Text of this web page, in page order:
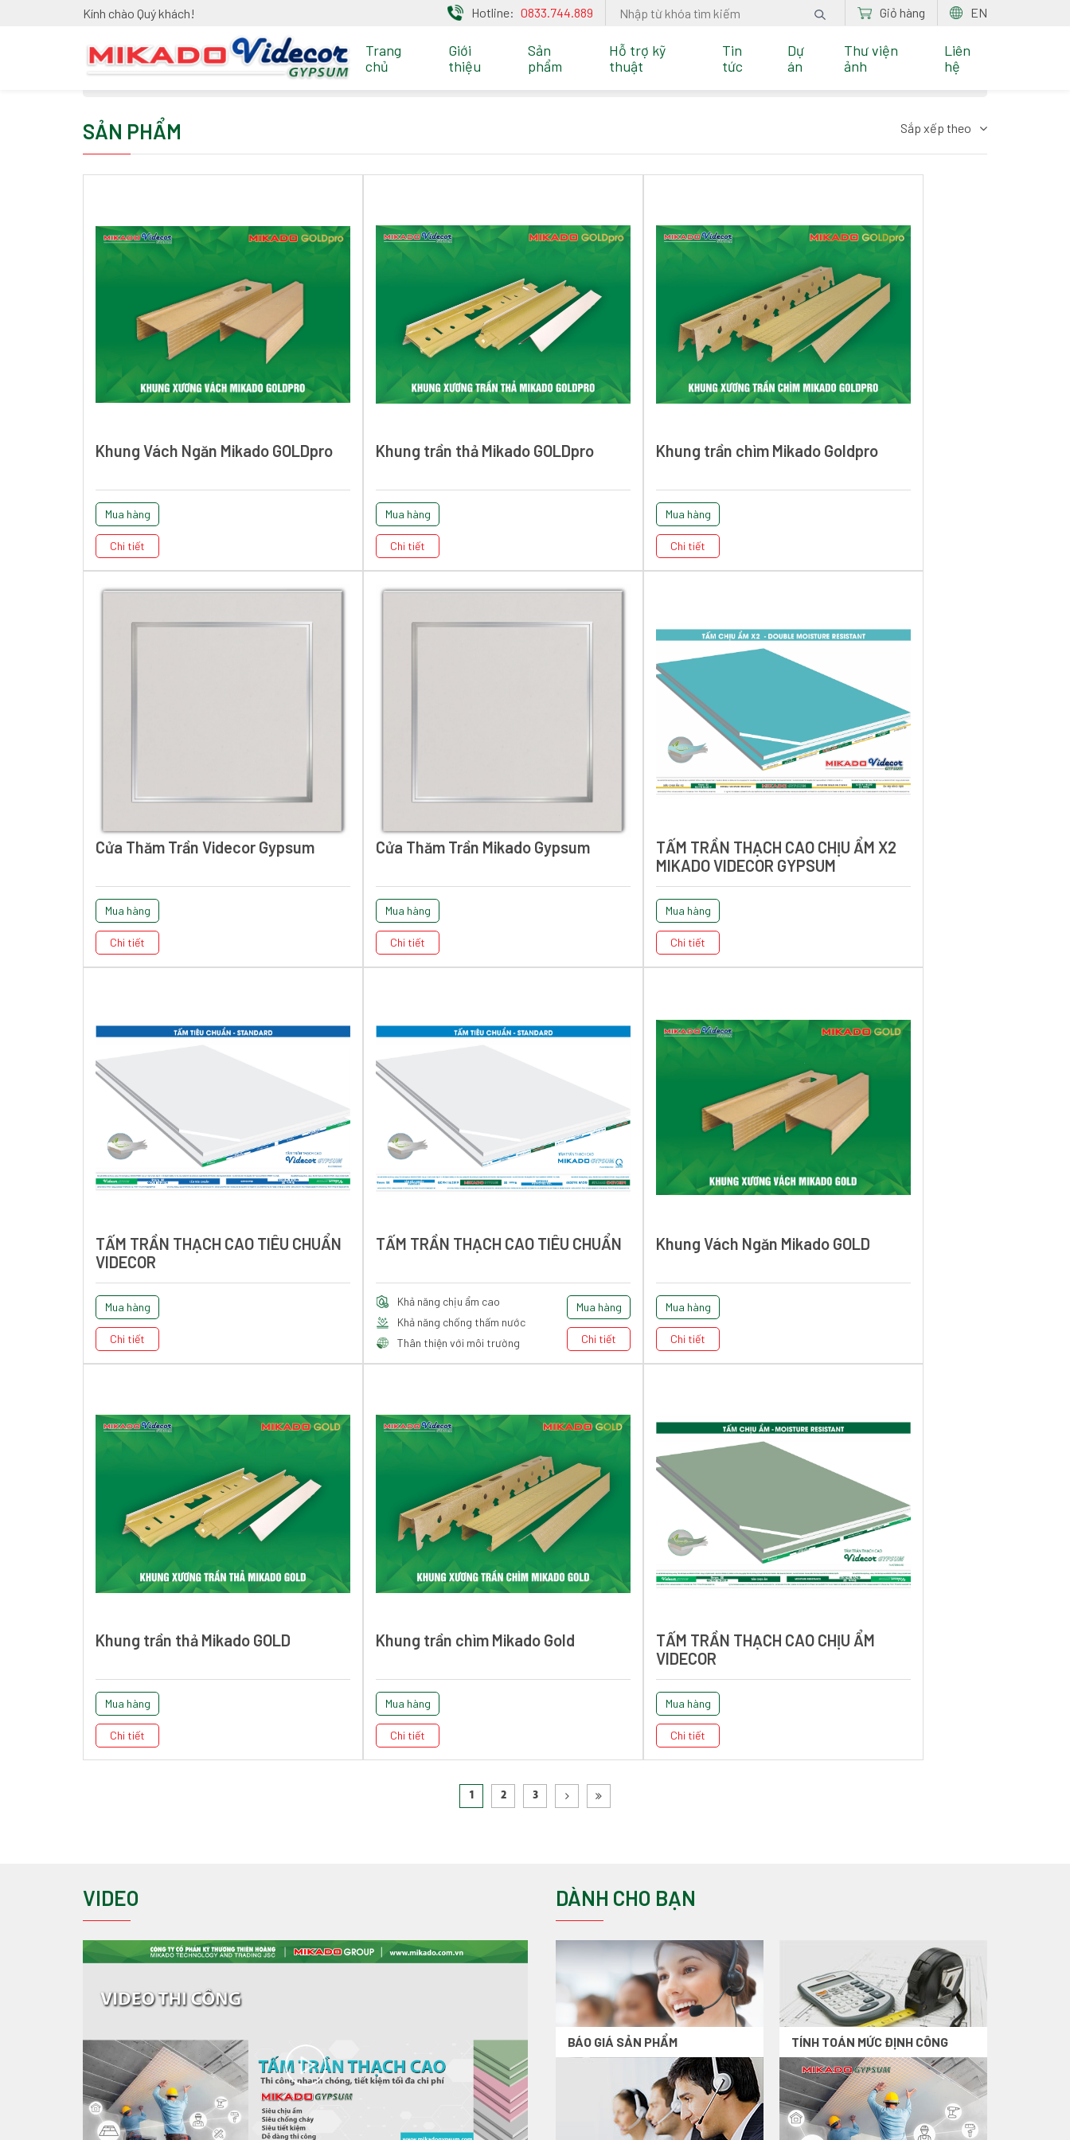
Kính chào Quý khách! Hotline: 0833.744.889 Giỏ hàng EN
Trang
chủ
Giới
thiệu
Sản
phẩm
Hỗ trợ kỹ
thuật
Tin
tức
Dự
án
Thư viện
ảnh
Liên
hệ
Trang chủ / Sản phẩm
Lựa chọn nhu cầu
SẢN PHẨM Sắp xếp theo
Khung Vách Ngăn Mikado GOLDpro
Mua hàng
Chi tiết
Khung trần thả Mikado GOLDpro
Mua hàng
Chi tiết
Khung trần chìm Mikado Goldpro
Mua hàng
Chi tiết
Cửa Thăm Trần Videcor Gypsum
Mua hàng
Chi tiết
Cửa Thăm Trần Mikado Gypsum
Mua hàng
Chi tiết
TẤM TRẦN THẠCH CAO CHỊU ẨM X2
MIKADO VIDECOR GYPSUM
Mua hàng
Chi tiết
TẤM TRẦN THẠCH CAO TIÊU CHUẨN
VIDECOR
Mua hàng
Chi tiết
TẤM TRẦN THẠCH CAO TIÊU CHUẨN
Khả năng chịu ẩm cao
Khả năng chống thấm nước
Thân thiện với môi trường
Mua hàng
Chi tiết
Khung Vách Ngăn Mikado GOLD
Mua hàng
Chi tiết
Khung trần thả Mikado GOLD
Mua hàng
Chi tiết
Khung trần chìm Mikado Gold
Mua hàng
Chi tiết
TẤM TRẦN THẠCH CAO CHỊU ẨM
VIDECOR
Mua hàng
Chi tiết
1 2 3
VIDEO DÀNH CHO BẠN
BÁO GIÁ SẢN PHẨM TÍNH TOÁN MỨC ĐỊNH CÔNG